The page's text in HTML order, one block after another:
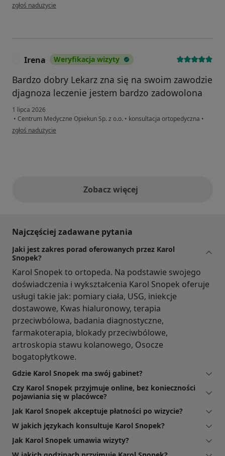
w opinii użytkownika Pacjentka
zgłoś nadużycie
Irena Weryfikacja wizyty
Bardzo dobry Lekarz zna się na swoim zawodzie
djagnoza leczenie jestem bardzo zadowolona
1 lipca 2026
• Centrum Medyczne Opiekun Sp. z o.o. • konsultacja ortopedyczna •
w opinii użytkownika Irena
zgłoś nadużycie
Zobacz więcejopinie powyżej
Najczęściej zadawane pytania
Jaki jest zakres porad oferowanych przez Karol
Snopek?
Karol Snopek to ortopeda. Na podstawie swojego
doświadczenia i wykształcenia Karol Snopek oferuje
usługi takie jak: pomiary ciała, USG, iniekcje
dostawowe, Kwas hialuronowy, terapia
przeciwbólowa, badania diagnostyczne,
farmakoterapia, blokady przeciwbólowe,
artroskopia stawu kolanowego, Osocze
bogatopłytkowe.
Gdzie Karol Snopek ma swój gabinet?
Czy Karol Snopek przyjmuje online, bez konieczności
pojawiania się w placówce?
Jak Karol Snopek akceptuje płatności po wizycie?
W jakich językach konsultuje Karol Snopek?
Jak Karol Snopek umawia wizyty?